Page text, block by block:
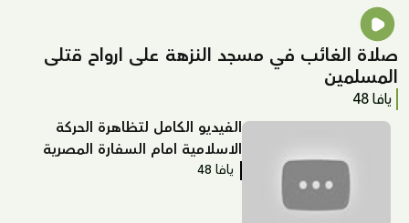
صلاة الغائب في مسجد النزهة على ارواح قتلى
المسلمين
يافا 48
الفيديو الكامل لتظاهرة الحركة
الاسلامية امام السفارة المصرية
بتل ابيب
يافا 48